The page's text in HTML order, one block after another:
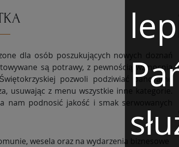
są potrawy, z pewnością wzmocnią
pozwoli podziwiać panoramę
usuwając z menu wszystkie inne kategorie.
podnosić jakość i smak serwowanych
wesela oraz na wydarzenia biznesowe